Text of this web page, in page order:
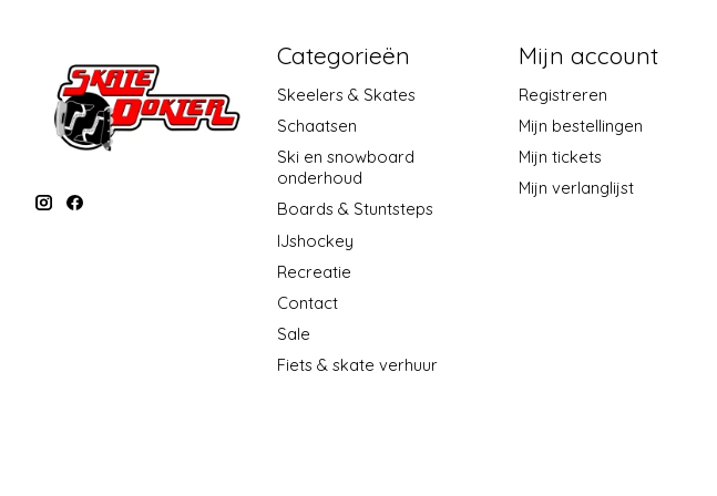
Categorieën
Skeelers & Skates
Schaatsen
Ski en snowboard
onderhoud
Boards & Stuntsteps
IJshockey
Recreatie
Contact
Sale
Fiets & skate verhuur
Mijn account
Registreren
Mijn bestellingen
Mijn tickets
Mijn verlanglijst